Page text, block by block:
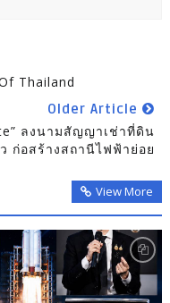
Thailand
Older Article
ลงนามสัญญาเช่าที่ดิน
ก่อสร้างสถานีไฟฟ้าย่อย
View More